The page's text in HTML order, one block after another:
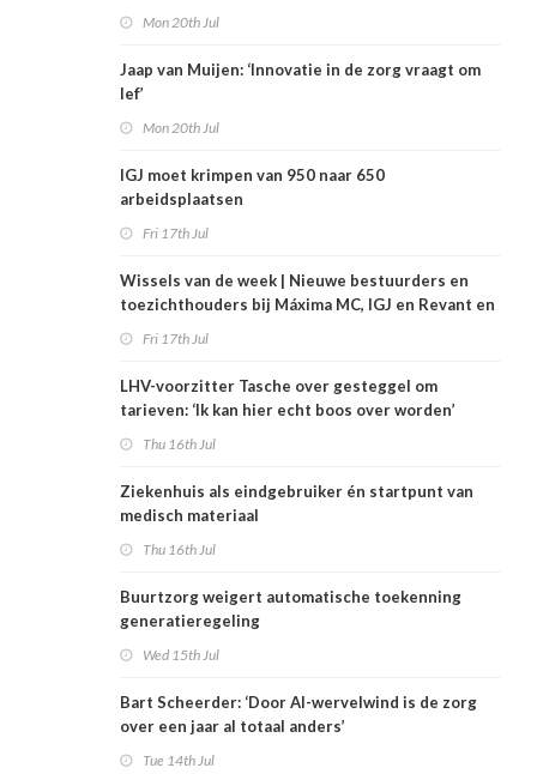
Mon 20th Jul
Jaap van Muijen: ‘Innovatie in de zorg vraagt om
lef’
Mon 20th Jul
IGJ moet krimpen van 950 naar 650
arbeidsplaatsen
Fri 17th Jul
Wissels van de week | Nieuwe bestuurders en
toezichthouders bij Máxima MC, IGJ en Revant en
Fri 17th Jul
LHV-voorzitter Tasche over gesteggel om
tarieven: ‘Ik kan hier echt boos over worden’
Thu 16th Jul
Ziekenhuis als eindgebruiker én startpunt van
medisch materiaal
Thu 16th Jul
Buurtzorg weigert automatische toekenning
generatieregeling
Wed 15th Jul
Bart Scheerder: ‘Door AI-wervelwind is de zorg
over een jaar al totaal anders’
Tue 14th Jul